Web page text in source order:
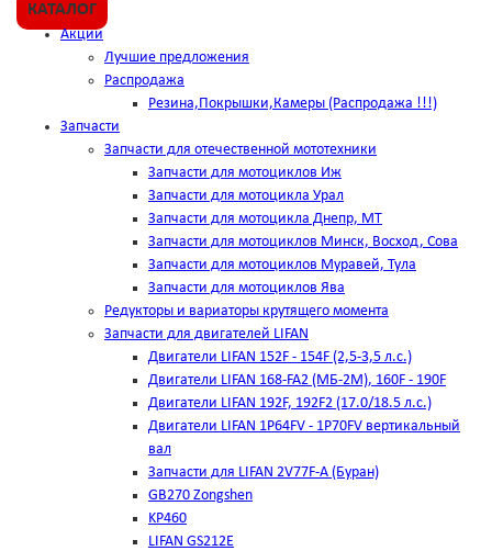
КАТАЛОГ
Акции
Лучшие предложения
Распродажа
Резина,Покрышки,Камеры (Распродажа !!!)
Запчасти
Запчасти для отечественной мототехники
Запчасти для мотоциклов Иж
Запчасти для мотоцикла Урал
Запчасти для мотоцикла Днепр, МТ
Запчасти для мотоциклов Минск, Восход, Сова
Запчасти для мотоциклов Муравей, Тула
Запчасти для мотоциклов Ява
Редукторы и вариаторы крутящего момента
Запчасти для двигателей LIFAN
Двигатели LIFAN 152F - 154F (2,5-3,5 л.с.)
Двигатели LIFAN 168-FA2 (МБ-2М), 160F - 190F
Двигатели LIFAN 192F, 192F2 (17.0/18.5 л.с.)
Двигатели LIFAN 1Р64FV - 1Р70FV вертикальный
вал
Запчасти для LIFAN 2V77F-A (Буран)
GB270 Zongshen
KP460
LIFAN GS212E